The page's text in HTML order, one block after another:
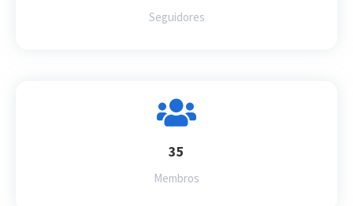
Seguidores
35
Membros